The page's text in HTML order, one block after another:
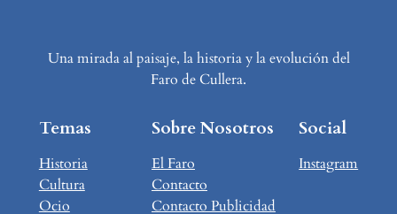
Una mirada al paisaje, la historia y la evolución del
Faro de Cullera.
Temas
Historia
Cultura
Ocio
Sobre Nosotros
El Faro
Contacto
Contacto Publicidad
Social
Instagram